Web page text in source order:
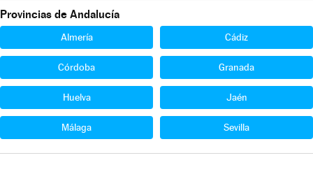
Provincias de Andalucía
Almería Cádiz
Córdoba Granada
Huelva Jaén
Málaga Sevilla